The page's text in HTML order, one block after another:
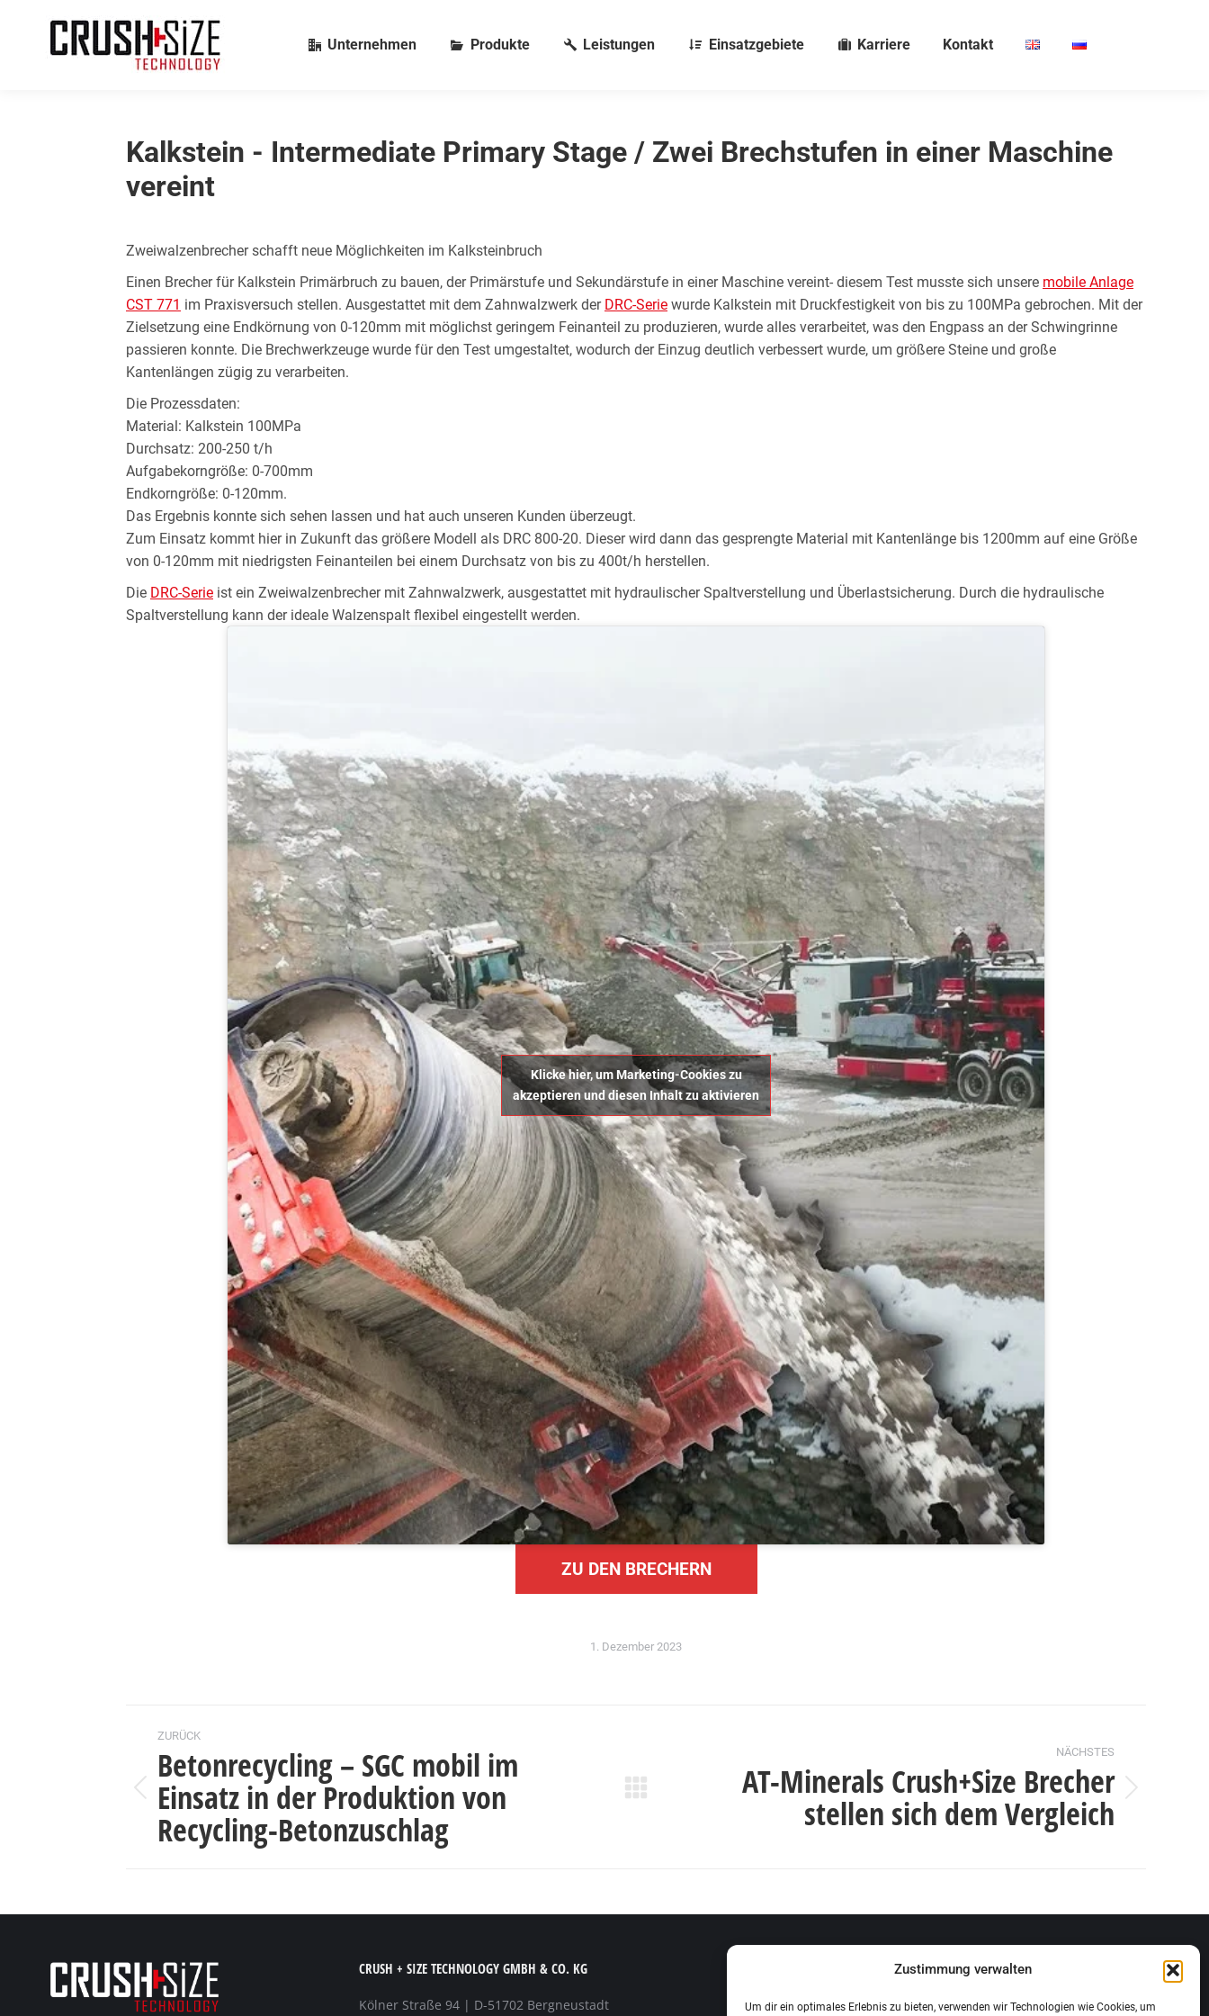
Zustimmung verwalten
Um dir ein optimales Erlebnis zu bieten, verwenden wir Technologien wie Cookies, um
Unternehmen Produkte Leistungen Einsatzgebiete Karriere Kontakt
Kalkstein - Intermediate Primary Stage / Zwei Brechstufen in einer Maschine
vereint
Zweiwalzenbrecher schafft neue Möglichkeiten im Kalksteinbruch
Einen Brecher für Kalkstein Primärbruch zu bauen, der Primärstufe und Sekundärstufe in einer Maschine vereint- diesem Test musste sich unsere mobile Anlage
CST 771 im Praxisversuch stellen. Ausgestattet mit dem Zahnwalzwerk der DRC-Serie wurde Kalkstein mit Druckfestigkeit von bis zu 100MPa gebrochen. Mit der
Zielsetzung eine Endkörnung von 0-120mm mit möglichst geringem Feinanteil zu produzieren, wurde alles verarbeitet, was den Engpass an der Schwingrinne
passieren konnte. Die Brechwerkzeuge wurde für den Test umgestaltet, wodurch der Einzug deutlich verbessert wurde, um größere Steine und große
Kantenlängen zügig zu verarbeiten.
Die Prozessdaten:
Material: Kalkstein 100MPa
Durchsatz: 200-250 t/h
Aufgabekorngröße: 0-700mm
Endkorngröße: 0-120mm.
Das Ergebnis konnte sich sehen lassen und hat auch unseren Kunden überzeugt.
Zum Einsatz kommt hier in Zukunft das größere Modell als DRC 800-20. Dieser wird dann das gesprengte Material mit Kantenlänge bis 1200mm auf eine Größe
von 0-120mm mit niedrigsten Feinanteilen bei einem Durchsatz von bis zu 400t/h herstellen.
Die DRC-Serie ist ein Zweiwalzenbrecher mit Zahnwalzwerk, ausgestattet mit hydraulischer Spaltverstellung und Überlastsicherung. Durch die hydraulische
Spaltverstellung kann der ideale Walzenspalt flexibel eingestellt werden.
Klicke hier, um Marketing-Cookies zu
akzeptieren und diesen Inhalt zu aktivieren
ZU DEN BRECHERN
1. Dezember 2023
Kommentarnavigation
ZURÜCK
Vorheriger
Beitrag:
Betonrecycling – SGC mobil im
Einsatz in der Produktion von
Recycling-Betonzuschlag
NÄCHSTES
AT-Minerals Crush+Size Brecher
stellen sich dem Vergleich
CRUSH + SIZE TECHNOLOGY GMBH & CO. KG
Kölner Straße 94 | D-51702 Bergneustadt